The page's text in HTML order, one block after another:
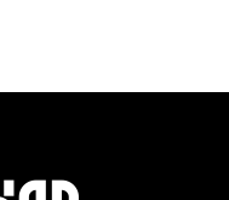
Беккелдиев